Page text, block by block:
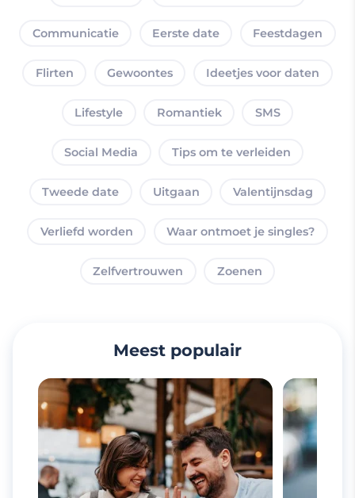
Communicatie Eerste date Feestdagen
Flirten Gewoontes Ideetjes voor daten
Lifestyle Romantiek SMS
Social Media Tips om te verleiden
Tweede date Uitgaan Valentijnsdag
Verliefd worden Waar ontmoet je singles?
Zelfvertrouwen Zoenen
Meest populair